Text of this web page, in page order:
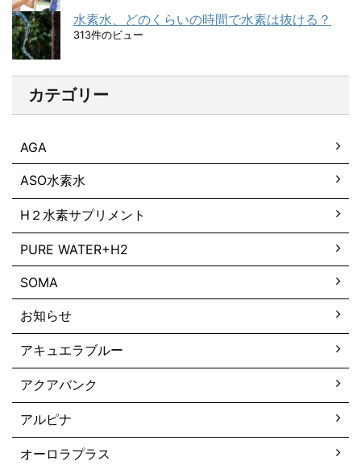
水素水、どのくらいの時間で水素は抜ける？
313件のビュー
カテゴリー
AGA
ASO水素水
H２水素サプリメント
PURE WATER+H2
SOMA
お知らせ
アキュエラブルー
アクアバンク
アルピナ
オーロラプラス